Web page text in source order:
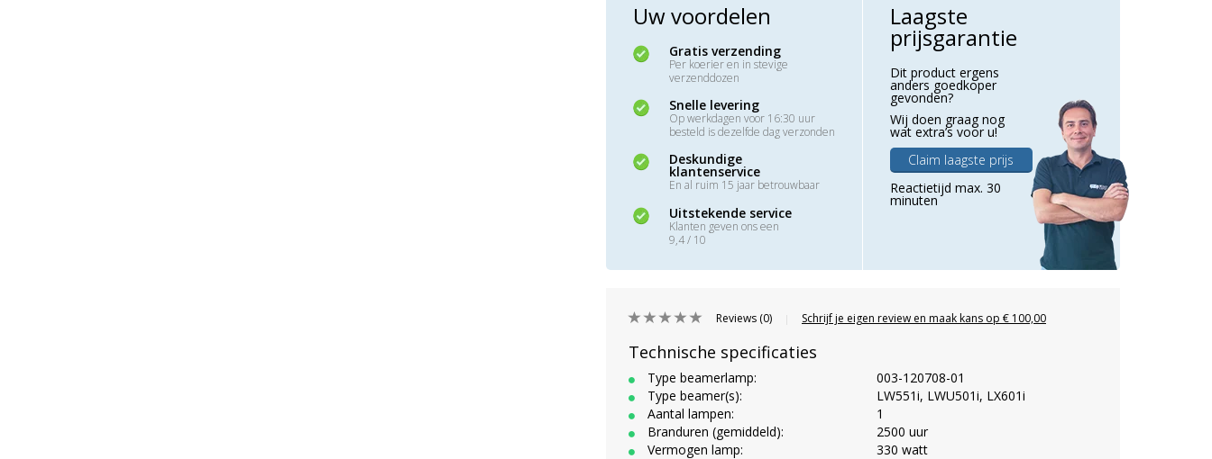
Uw voordelen
Gratis verzending
Per koerier en in stevige
verzenddozen
Snelle levering
Op werkdagen voor 16:30 uur
besteld is dezelfde dag verzonden
Deskundige
klantenservice
En al ruim 15 jaar betrouwbaar
Uitstekende service
Klanten geven ons een
9,4 / 10
Laagste
prijsgarantie
Dit product ergens
anders goedkoper
gevonden?
Wij doen graag nog
wat extra’s voor u!
Claim laagste prijs
Reactietijd max. 30
minuten
Reviews (0) Schrijf je eigen review en maak kans op € 100,00
Technische specificaties
Type beamerlamp:
003-120708-01
Type beamer(s):
LW551i, LWU501i, LX601i
Aantal lampen:
1
Branduren (gemiddeld):
2500 uur
Vermogen lamp:
330 watt